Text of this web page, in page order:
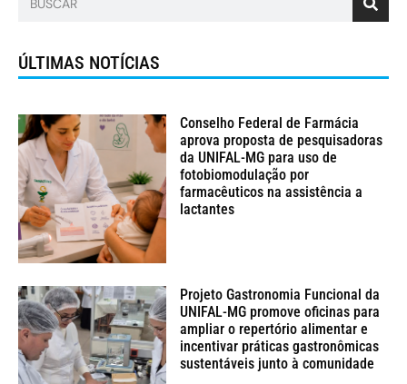
ÚLTIMAS NOTÍCIAS
Conselho Federal de Farmácia
aprova proposta de pesquisadoras
da UNIFAL-MG para uso de
fotobiomodulação por
farmacêuticos na assistência a
lactantes
Projeto Gastronomia Funcional da
UNIFAL-MG promove oficinas para
ampliar o repertório alimentar e
incentivar práticas gastronômicas
sustentáveis junto à comunidade